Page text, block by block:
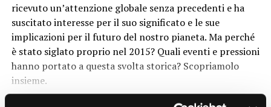
queste piante, evitando il contatto o l’ingestione delle
loro parti tossiche. L’osservazione attenta e il rispetto
della flora e della fauna sono fondamentali per
mantenere un ambiente sano e in equilibrio.
RELATED TOPICS:
Influenze Coloniali
Le influenze coloniali hanno giocato un ruolo
significativo nella modellatura della diversità culturale e
linguistica dell’Oceania. Molte delle isole dell’Oceania
sono state colonizzate da potenze europee come Gran
ricevuto un’attenzione globale senza precedenti e ha
suscitato interesse per il suo significato e le sue
implicazioni per il futuro del nostro pianeta. Ma perché
è stato siglato proprio nel 2015? Quali eventi e pressioni
hanno portato a questa svolta storica? Scopriamolo
insieme.